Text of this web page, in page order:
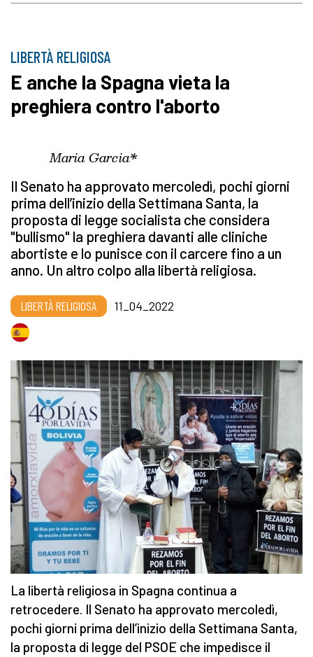
LIBERTÀ RELIGIOSA
E anche la Spagna vieta la
preghiera contro l'aborto
Maria Garcia*
Il Senato ha approvato mercoledì, pochi giorni
prima dell’inizio della Settimana Santa, la
proposta di legge socialista che considera
"bullismo" la preghiera davanti alle cliniche
abortiste e lo punisce con il carcere fino a un
anno. Un altro colpo alla libertà religiosa.
LIBERTÀ RELIGIOSA 11_04_2022
La libertà religiosa in Spagna continua a
retrocedere. Il Senato ha approvato mercoledì,
pochi giorni prima dell’inizio della Settimana Santa,
la proposta di legge del PSOE che impedisce il